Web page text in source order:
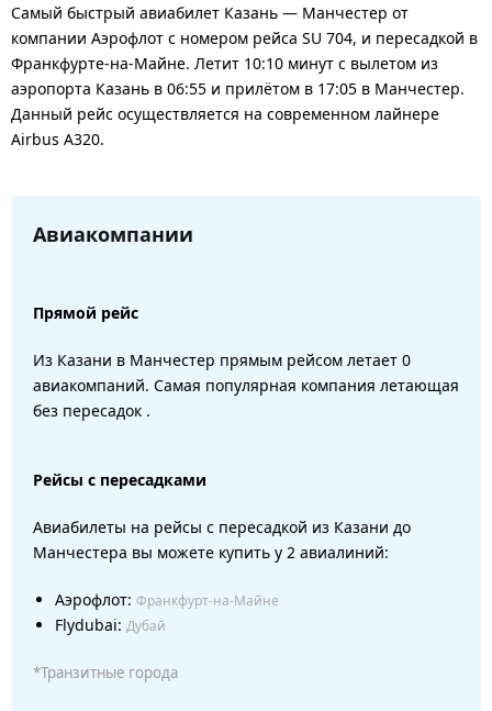
Самый быстрый авиабилет Казань — Манчестер от
компании Аэрофлот с номером рейса SU 704, и пересадкой в
Франкфурте-на-Майне. Летит 10:10 минут с вылетом из
аэропорта Казань в 06:55 и прилётом в 17:05 в Манчестер.
Данный рейс осуществляется на современном лайнере
Airbus A320.
Авиакомпании
Прямой рейс
Из Казани в Манчестер прямым рейсом летает 0
авиакомпаний. Самая популярная компания летающая
без пересадок .
Рейсы с пересадками
Авиабилеты на рейсы с пересадкой из Казани до
Манчестера вы можете купить у 2 авиалиний:
Аэрофлот: Франкфурт-на-Майне
Flydubai: Дубай
*Транзитные города